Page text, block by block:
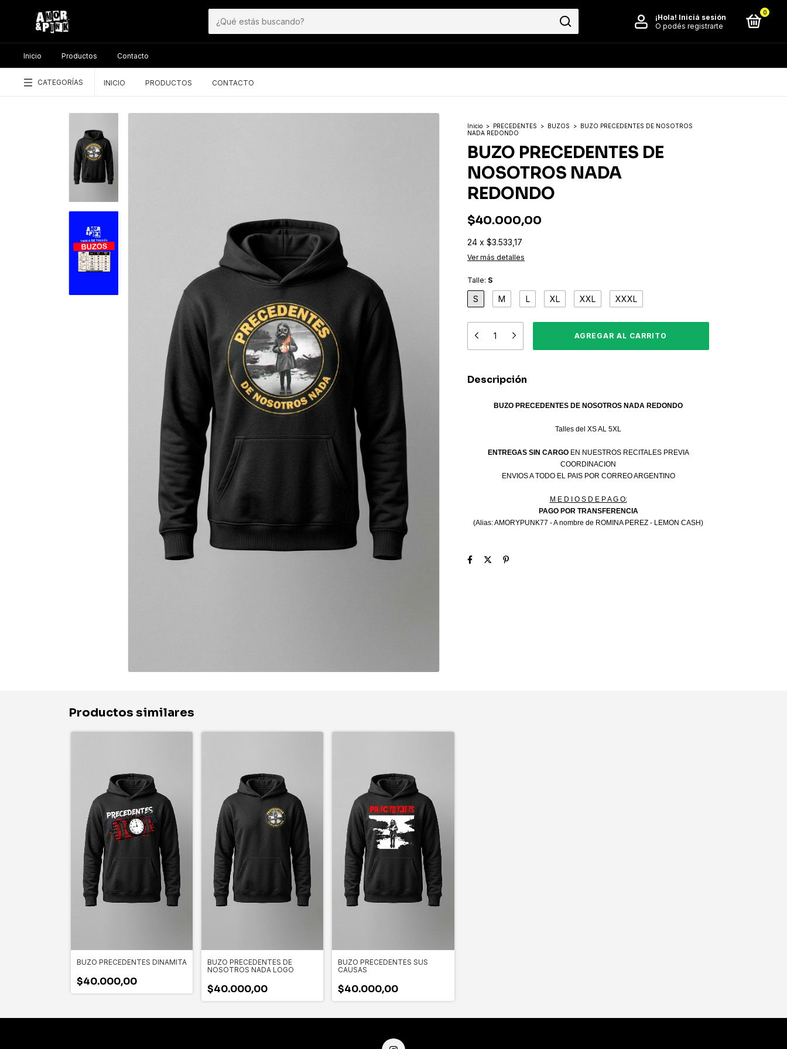
¡Hola! Iniciá sesión
O podés registrarte
0
Inicio Productos Contacto
CATEGORÍAS INICIO PRODUCTOS CONTACTO
Inicio > PRECEDENTES > BUZOS > BUZO PRECEDENTES DE NOSOTROS
NADA REDONDO
BUZO PRECEDENTES DE
NOSOTROS NADA
REDONDO
$40.000,00
24 x $3.533,17
Ver más detalles
Talle: S
S M L XL XXL XXXL
Descripción
BUZO PRECEDENTES DE NOSOTROS NADA REDONDO
Talles del XS AL 5XL
ENTREGAS SIN CARGOEN NUESTROS RECITALES PREVIA
COORDINACION
ENVIOS A TODO EL PAIS POR CORREO ARGENTINO
M E D I O S D E P A G O:
PAGO POR TRANSFERENCIA
(Alias: AMORYPUNK77 - A nombre de ROMINA PEREZ - LEMON CASH)
Productos similares
BUZO PRECEDENTES DINAMITA
$40.000,00
BUZO PRECEDENTES DE
NOSOTROS NADA LOGO
$40.000,00
BUZO PRECEDENTES SUS
CAUSAS
$40.000,00